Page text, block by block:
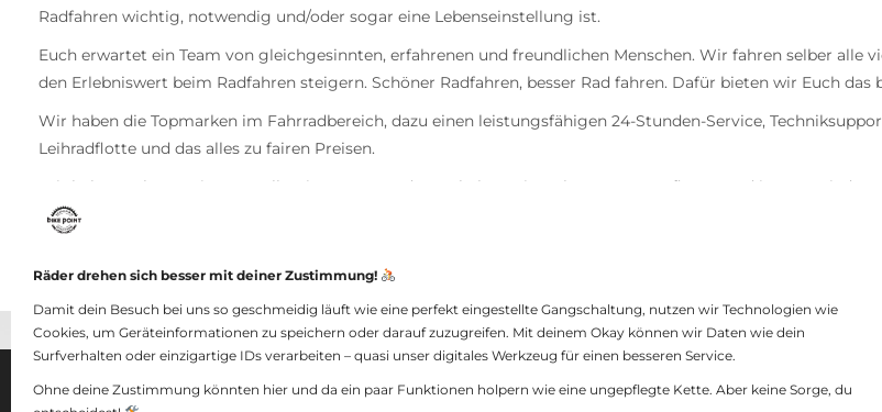
Räder drehen sich besser mit deiner Zustimmung!
Damit dein Besuch bei uns so geschmeidig läuft wie eine perfekt eingestellte Gangschaltung, nutzen wir Technologien wie
Cookies, um Geräteinformationen zu speichern oder darauf zuzugreifen. Mit deinem Okay können wir Daten wie dein
Surfverhalten oder einzigartige IDs verarbeiten – quasi unser digitales Werkzeug für einen besseren Service.
Ohne deine Zustimmung könnten hier und da ein paar Funktionen holpern wie eine ungepflegte Kette. Aber keine Sorge, du
Radfahren wichtig, notwendig und/oder sogar eine Lebenseinstellung ist.
Euch erwartet ein Team von gleichgesinnten, erfahrenen und freundlichen Menschen. Wir fahren selber
den Erlebniswert beim Radfahren steigern. Schöner Radfahren, besser Rad fahren. Dafür bieten wir Euch das
Wir haben die Topmarken im Fahrradbereich, dazu einen leistungsfähigen 24-Stunden-Service,
Leihradflotte und das alles zu fairen Preisen.
Wir haben gelernt, wie wertvoll es ist, gute Kunden zu haben. Sie zu betreuen, zu pflegen und immer wieder
Davon und dafür leben wir.
Weil wir lieben was wir tun.
bike point GmbH -Impressum und